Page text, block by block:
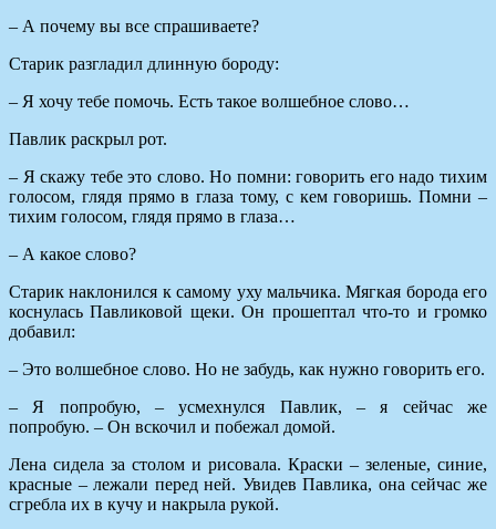
– А почему вы все спрашиваете?
Старик разгладил длинную бороду:
– Я хочу тебе помочь. Есть такое волшебное слово…
Павлик раскрыл рот.
– Я скажу тебе это слово. Но помни: говорить его надо тихим
голосом, глядя прямо в глаза тому, с кем говоришь. Помни –
тихим голосом, глядя прямо в глаза…
– А какое слово?
Старик наклонился к самому уху мальчика. Мягкая борода его
коснулась Павликовой щеки. Он прошептал что-то и громко
добавил:
– Это волшебное слово. Но не забудь, как нужно говорить его.
– Я попробую, – усмехнулся Павлик, – я сейчас же
попробую. – Он вскочил и побежал домой.
Лена сидела за столом и рисовала. Краски – зеленые, синие,
красные – лежали перед ней. Увидев Павлика, она сейчас же
сгребла их в кучу и накрыла рукой.